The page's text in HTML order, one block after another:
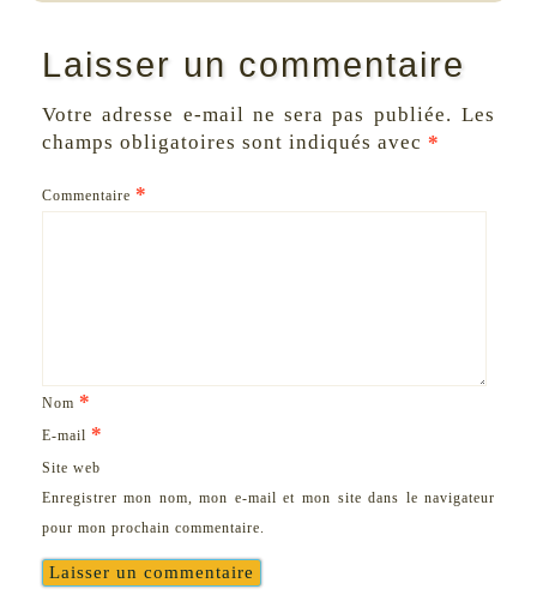
Laisser un commentaire
Votre adresse e-mail ne sera pas publiée. Les
champs obligatoires sont indiqués avec *
Commentaire *
Nom *
E-mail *
Site web
Enregistrer mon nom, mon e-mail et mon site dans le navigateur
pour mon prochain commentaire.